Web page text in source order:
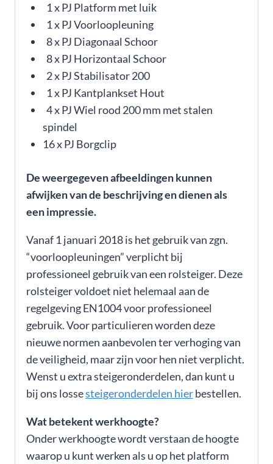
1 x PJ Platform met luik
1 x PJ Voorloopleuning
8 x PJ Diagonaal Schoor
8 x PJ Horizontaal Schoor
2 x PJ Stabilisator 200
1 x PJ Kantplankset Hout
4 x PJ Wiel rood 200 mm met stalen
spindel
16 x PJ Borgclip
De weergegeven afbeeldingen kunnen
afwijken van de beschrijving en dienen als
een impressie.
Vanaf 1 januari 2018 is het gebruik van zgn.
“voorloopleuningen” verplicht bij
professioneel gebruik van een rolsteiger. Deze
rolsteiger voldoet niet helemaal aan de
regelgeving EN1004 voor professioneel
gebruik. Voor particulieren worden deze
nieuwe normen aanbevolen ter verhoging van
de veiligheid, maar zijn voor hen niet verplicht.
Wenst u extra steigeronderdelen, dan kunt u
bij ons lossesteigeronderdelen hierbestellen.
Wat betekent werkhoogte?
Onder werkhoogte wordt verstaan de hoogte
waarop u kunt werken als u op het platform